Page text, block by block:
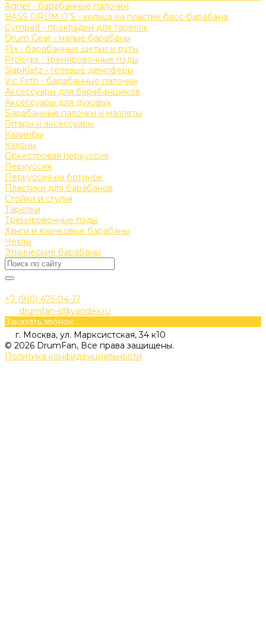
Agner - барабанные палочки
BASS DRUM O’S - кольца на пластик басс-барабана
Cympad - прокладки для тарелок
Drum Gear - малые барабаны
Flix - барабанные щетки и руты
Prologix - тренировочные пэды
SlapKlatz - гелевые демпферы
Vic Firth - барабанные палочки
Аксессуары для барабанщиков
Аксессуары для духовых
Барабанные палочки и маллеты
Гитары и аксессуары
Калимбы
Кахоны
Оркестровая перкуссия
Перкуссия
Перкуссия на ботинок
Пластики для барабанов
Стойки и стулья
Тарелки
Тренировочные пэды
Ханги и язычковые барабаны
Чехлы
Этнические барабаны
+7 (910) 475-04-17
drumfan-s@yandex.ru
Заказать звонок
г. Москва, ул. Марксистская, 34 к10
© 2026 DrumFan, Все права защищены.
Политика конфиденциальности